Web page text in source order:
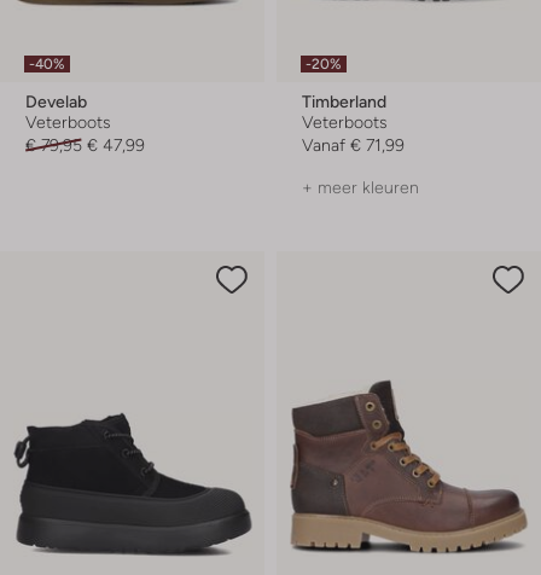
-40%
Develab
Veterboots
€ 79,95 € 47,99
-20%
Timberland
Veterboots
Vanaf € 71,99
+ meer kleuren